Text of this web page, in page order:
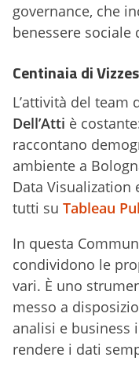
governance, che
benessere
Centinaia di
L’attività del team
Dell’Atti è
raccontano
ambiente a
Data Visualization
tutti su Tableau
In questa
condividono le
vari. È uno
messo a
analisi e business
rendere i dati